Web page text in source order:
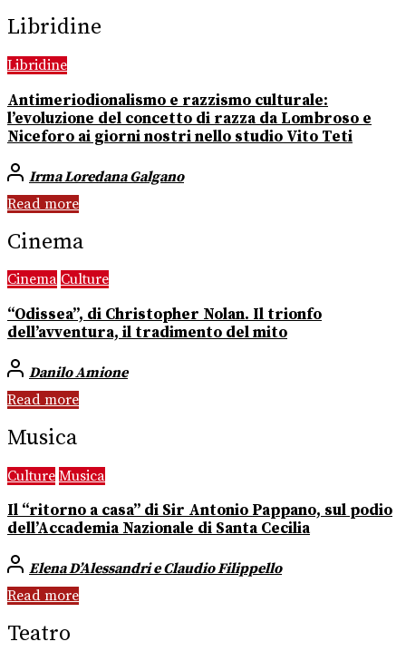
Libridine
Libridine
Antimeriodionalismo e razzismo culturale:
l’evoluzione del concetto di razza da Lombroso e
Niceforo ai giorni nostri nello studio Vito Teti
Irma Loredana Galgano
Read more
Cinema
Cinema Culture
“Odissea”, di Christopher Nolan. Il trionfo
dell’avventura, il tradimento del mito
Danilo Amione
Read more
Musica
Culture Musica
Il “ritorno a casa” di Sir Antonio Pappano, sul podio
dell’Accademia Nazionale di Santa Cecilia
Elena D’Alessandri e Claudio Filippello
Read more
Teatro